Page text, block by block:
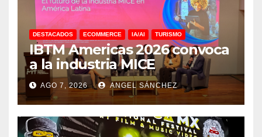
DESTACADOS ECOMMERCE IA/AI TURISMO
IBTM Americas 2026 convoca
a la industria MICE
AGO 7, 2026 ANGEL SÁNCHEZ